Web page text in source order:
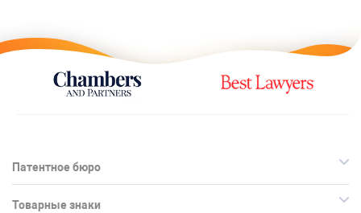
Патентное бюро
Товарные знаки